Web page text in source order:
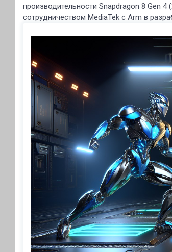
производительности Snapdragon 8 Gen
сотрудничеством MediaTek с Arm в